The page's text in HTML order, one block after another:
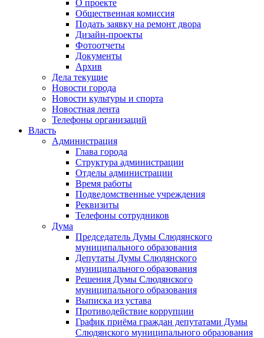
О проекте
Общественная комиссия
Подать заявку на ремонт двора
Дизайн-проекты
Фотоотчеты
Документы
Архив
Дела текущие
Новости города
Новости культуры и спорта
Новостная лента
Телефоны организаций
Власть
Администрация
Глава города
Структура администрации
Отделы администрации
Время работы
Подведомственные учреждения
Реквизиты
Телефоны сотрудников
Дума
Председатель Думы Слюдянского
муниципального образования
Депутаты Думы Слюдянского
муниципального образования
Решения Думы Слюдянского
муниципального образования
Выписка из устава
Противодействие коррупции
График приёма граждан депутатами Думы
Слюдянского муниципального образования